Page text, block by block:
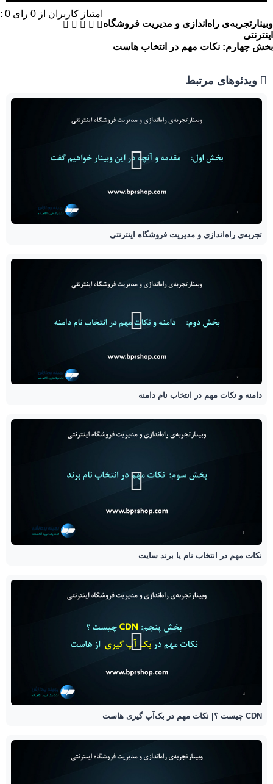
امتیاز کاربران از 0 رای 0
:
وبینارتجربه‌ی راه‌اندازی و مدیریت فروشگاه
اینترنتی
بخش چهارم: نکات مهم در انتخاب هاست
ویدئوهای مرتبط
تجربه‌ی راه‌اندازی و مدیریت فروشگاه اینترنتی
دامنه و نکات مهم در انتخاب نام دامنه
نکات مهم در انتخاب نام یا برند سایت
CDN چیست ؟| نکات مهم در بک‌آپ گیری هاست